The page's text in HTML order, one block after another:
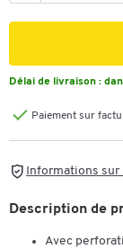
Délai de livraison :
Paiement sur
Informations
Description de
Avec